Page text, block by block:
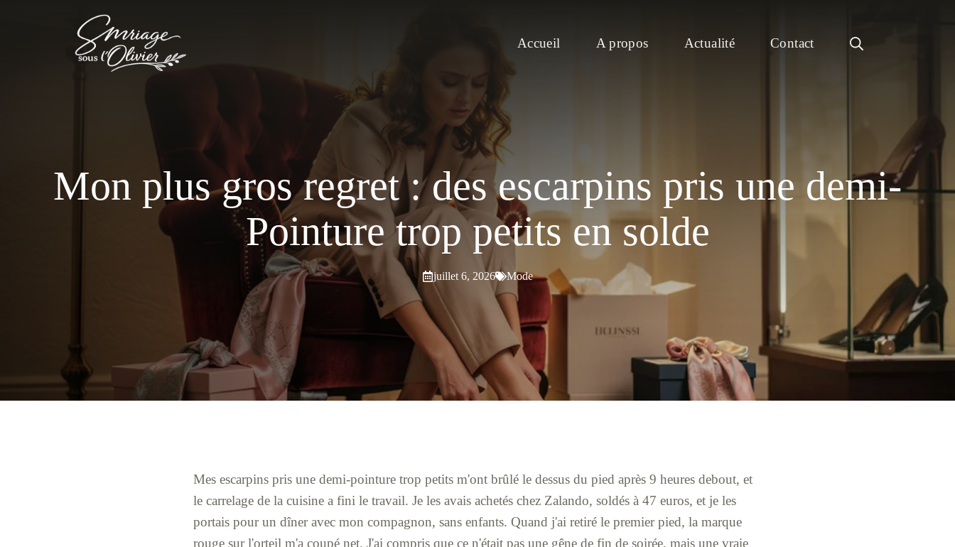
Accueil A propos Actualité Contact
Mon plus gros regret : des escarpins pris une demi-
Pointure trop petits en solde
juillet 6, 2026 Mode
Mes escarpins pris une demi-pointure trop petits m'ont brûlé le dessus du pied après 9 heures debout, et
le carrelage de la cuisine a fini le travail. Je les avais achetés chez Zalando, soldés à 47 euros, et je les
portais pour un dîner avec mon compagnon, sans enfants. Quand j'ai retiré le premier pied, la marque
rouge sur l'orteil m'a coupé net. J'ai compris que ce n'était pas une gêne de fin de soirée, mais une vraie